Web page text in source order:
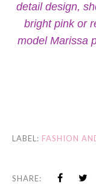
detail design,
bright pink or
model Marissa
LABEL: FASHION
SHARE: